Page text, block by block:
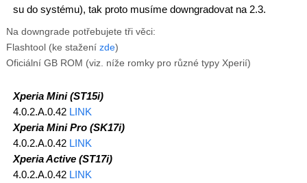
su do systému), tak proto musíme downgradovat na 2.3.
Na downgrade potřebujete tři věci:
Flashtool (ke stažení zde)
Oficiální GB ROM (viz. níže romky pro různé typy Xperií)
Xperia Mini (ST15i)
4.0.2.A.0.42 LINK
Xperia Mini Pro (SK17i)
4.0.2.A.0.42 LINK
Xperia Active (ST17i)
4.0.2.A.0.42 LINK